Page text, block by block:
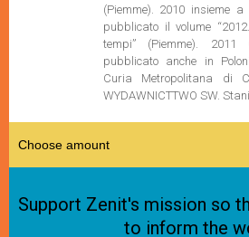
(Piemme). 2010 insieme
pubblicato il volume
tempi” (Piemme).
pubblicato anche in
Curia Metropolitana di
WYDAWNICTTWO SW.